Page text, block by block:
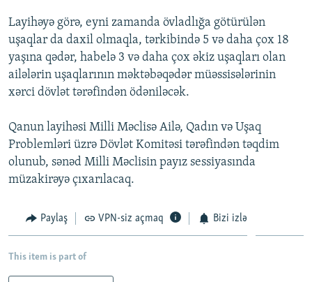
İZ - MƏDƏNIYYƏT PROQRAMI
MATERIALLARIMIZDAN ISTIFADƏ
AZADLIQRADIOSU MOBIL TELEFONUNUZDA
BIZIMLƏ ƏLAQƏ
RFE/RL-in bütün saytları
Layihəyə görə, eyni zamanda övladlığa götürülən
uşaqlar da daxil olmaqla, tərkibində 5 və daha çox 18
yaşına qədər, habelə 3 və daha çox əkiz uşaqları olan
ailələrin uşaqlarının məktəbəqədər müəssisələrinin
xərci dövlət tərəfindən ödəniləcək.
Qanun layihəsi Milli Məclisə Ailə, Qadın və Uşaq
Problemləri üzrə Dövlət Komitəsi tərəfindən təqdim
olunub, sənəd Milli Məclisin payız sessiyasında
müzakirəyə çıxarılacaq.
Paylaş VPN-siz açmaq Bizi izlə
This item is part of